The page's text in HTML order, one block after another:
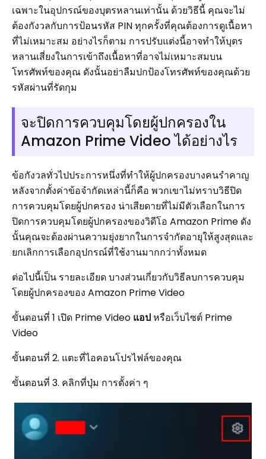
เฉพาะในอุปกรณ์ของบุตรหลานเท่านั้น ด้วยวิธีนี้ คุณจะไม่
ต้องกังวลกับการป้อนรหัส PIN ทุกครั้งที่คุณต้องการดูเนื้อหา
ที่ไม่เหมาะสม อย่างไรก็ตาม การปรับแต่งนี้อาจทำให้บุตร
หลานเสี่ยงในการเข้าถึงเนื้อหาที่อาจไม่เหมาะสมบน
โทรศัพท์ของคุณ ดังนั้นอย่าลืมปกป้องโทรศัพท์ของคุณด้วย
รหัสผ่านที่รัดกุม
จะปิดการควบคุมโดยผู้ปกครองใน
Amazon Prime Video ได้อย่างไร
ข้อกังวลทั่วไปประการหนึ่งที่ทำให้ผู้ปกครองบางคนรำคาญ
หลังจากตั้งค่าข้อจำกัดเหล่านี้ก็คือ พวกเขาไม่ทราบวิธีปิด
การควบคุมโดยผู้ปกครอง น่าเสียดายที่ไม่มีตัวเลือกในการ
ปิดการควบคุมโดยผู้ปกครองของวิดีโอ Amazon Prime ดัง
นั้นคุณจะต้องผ่านความยุ่งยากในการจำกัดอายุให้สูงสุดและ
ยกเลิกการเลือกอุปกรณ์ที่ใช้งานมากกว่าทั้งหมด
ต่อไปนี้เป็น รายละเอียด บางส่วนเกี่ยวกับวิธีลบการควบคุม
โดยผู้ปกครองของ Amazon Prime Video
ขั้นตอนที่ 1 เปิด Prime Video แอปหรือเว็บไซต์ Prime
Video
ขั้นตอนที่ 2. แตะที่ไอคอนโปรไฟล์ของคุณ
ขั้นตอนที่ 3. คลิกที่ปุ่ม การตั้งค่า ๆ